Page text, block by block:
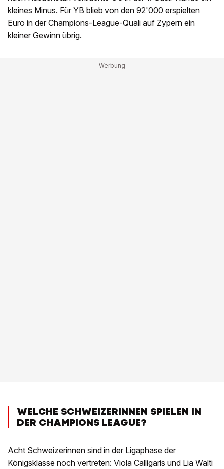
kleines Minus. Für YB blieb von den 92'000 erspielten
Euro in der Champions-League-Quali auf Zypern ein
kleiner Gewinn übrig.
WELCHE SCHWEIZERINNEN SPIELEN IN
DER CHAMPIONS LEAGUE?
Acht Schweizerinnen sind in der Ligaphase der
Königsklasse noch vertreten: Viola Calligaris und Lia Wälti